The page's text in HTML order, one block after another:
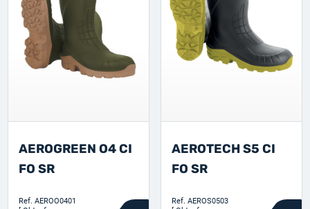
AEROGREEN O4 CI
FO SR
Ref. AEROO0401
AEROTECH S5 CI
FO SR
Ref. AEROS0503